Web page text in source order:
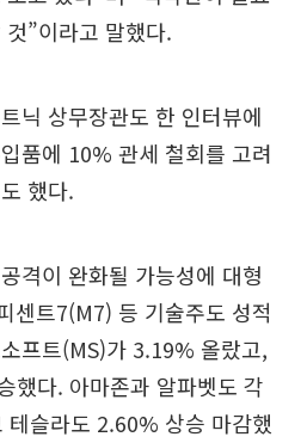
”이라고 말했다.
닉 상무장관도 한 인터뷰에
품에 10% 관세 철회를 고려
했다.
격이 완화될 가능성에 대형
센트7(M7) 등 기술주도 성적
프트(MS)가 3.19% 올랐고,
했다. 아마존과 알파벳도 각
슬라도 2.60% 상승 마감했